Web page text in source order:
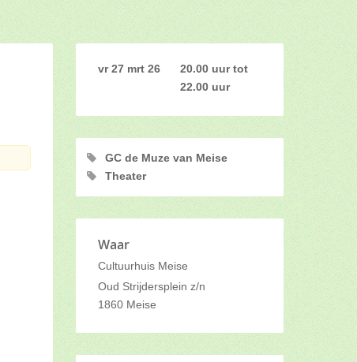
vr 27 mrt 26 20.00 uurtot
22.00 uur
GC de Muze van Meise
Theater
Waar
Cultuurhuis Meise
Oud Strijdersplein z/n
1860 Meise